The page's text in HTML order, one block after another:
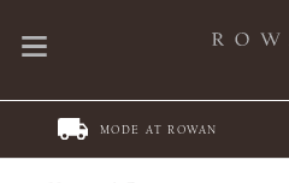
MODE AT ROWAN